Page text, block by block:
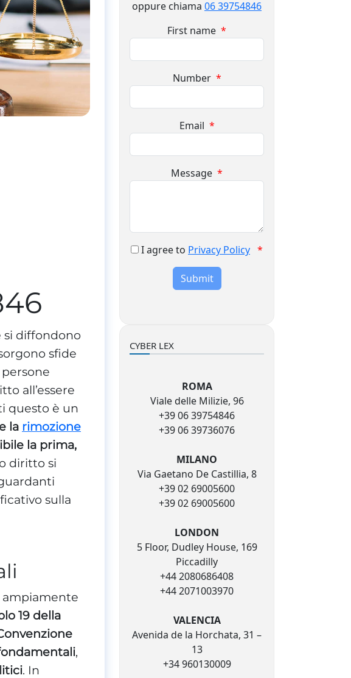
si diffondono
sfide
all’essere
questo è un
la rimozione
la prima,
diritto si
sulla
ampiamente
19 della
,
. In
oppure chiama 06 39754846
First name *
Number *
Email *
Message *
I agree to Privacy Policy *
Submit
CYBER LEX
ROMA
Viale delle Milizie, 96
+39 06 39754846
+39 06 39736076
MILANO
Via Gaetano De Castillia, 8
+39 02 69005600
+39 02 69005600
LONDON
5 Floor, Dudley House, 169
Piccadilly
+44 2080686408
+44 2071003970
VALENCIA
Avenida de la Horchata, 31 –
13
+34 960130009